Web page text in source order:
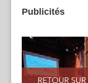
Publicités